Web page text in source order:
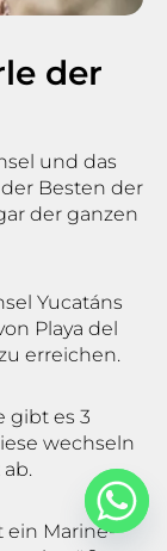
der
und das
Besten der
der ganzen
Yucatáns
Playa del
erreichen.
gibt es 3
wechseln
ein Marine-